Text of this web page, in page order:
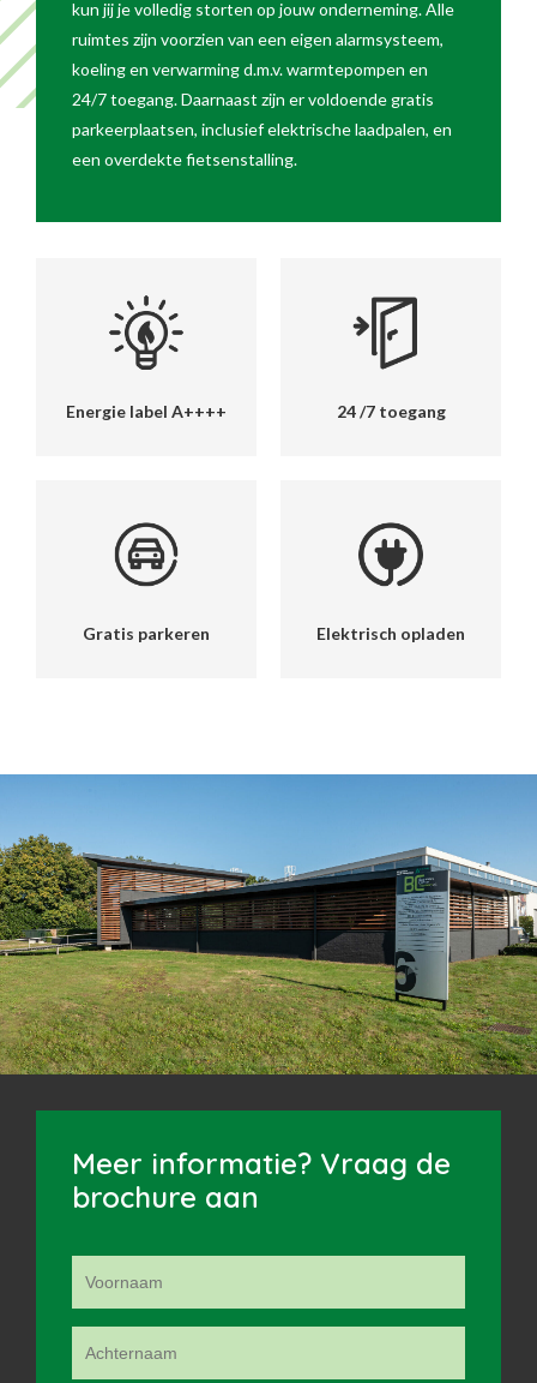
kun jij je volledig storten op jouw onderneming. Alle
ruimtes zijn voorzien van een eigen alarmsysteem,
koeling en verwarming d.m.v. warmtepompen en
24/7 toegang. Daarnaast zijn er voldoende gratis
parkeerplaatsen, inclusief elektrische laadpalen, en
een overdekte fietsenstalling.
Energie label A++++ 24 /7 toegang
Gratis parkeren Elektrisch opladen
Meer informatie? Vraag de
brochure aan